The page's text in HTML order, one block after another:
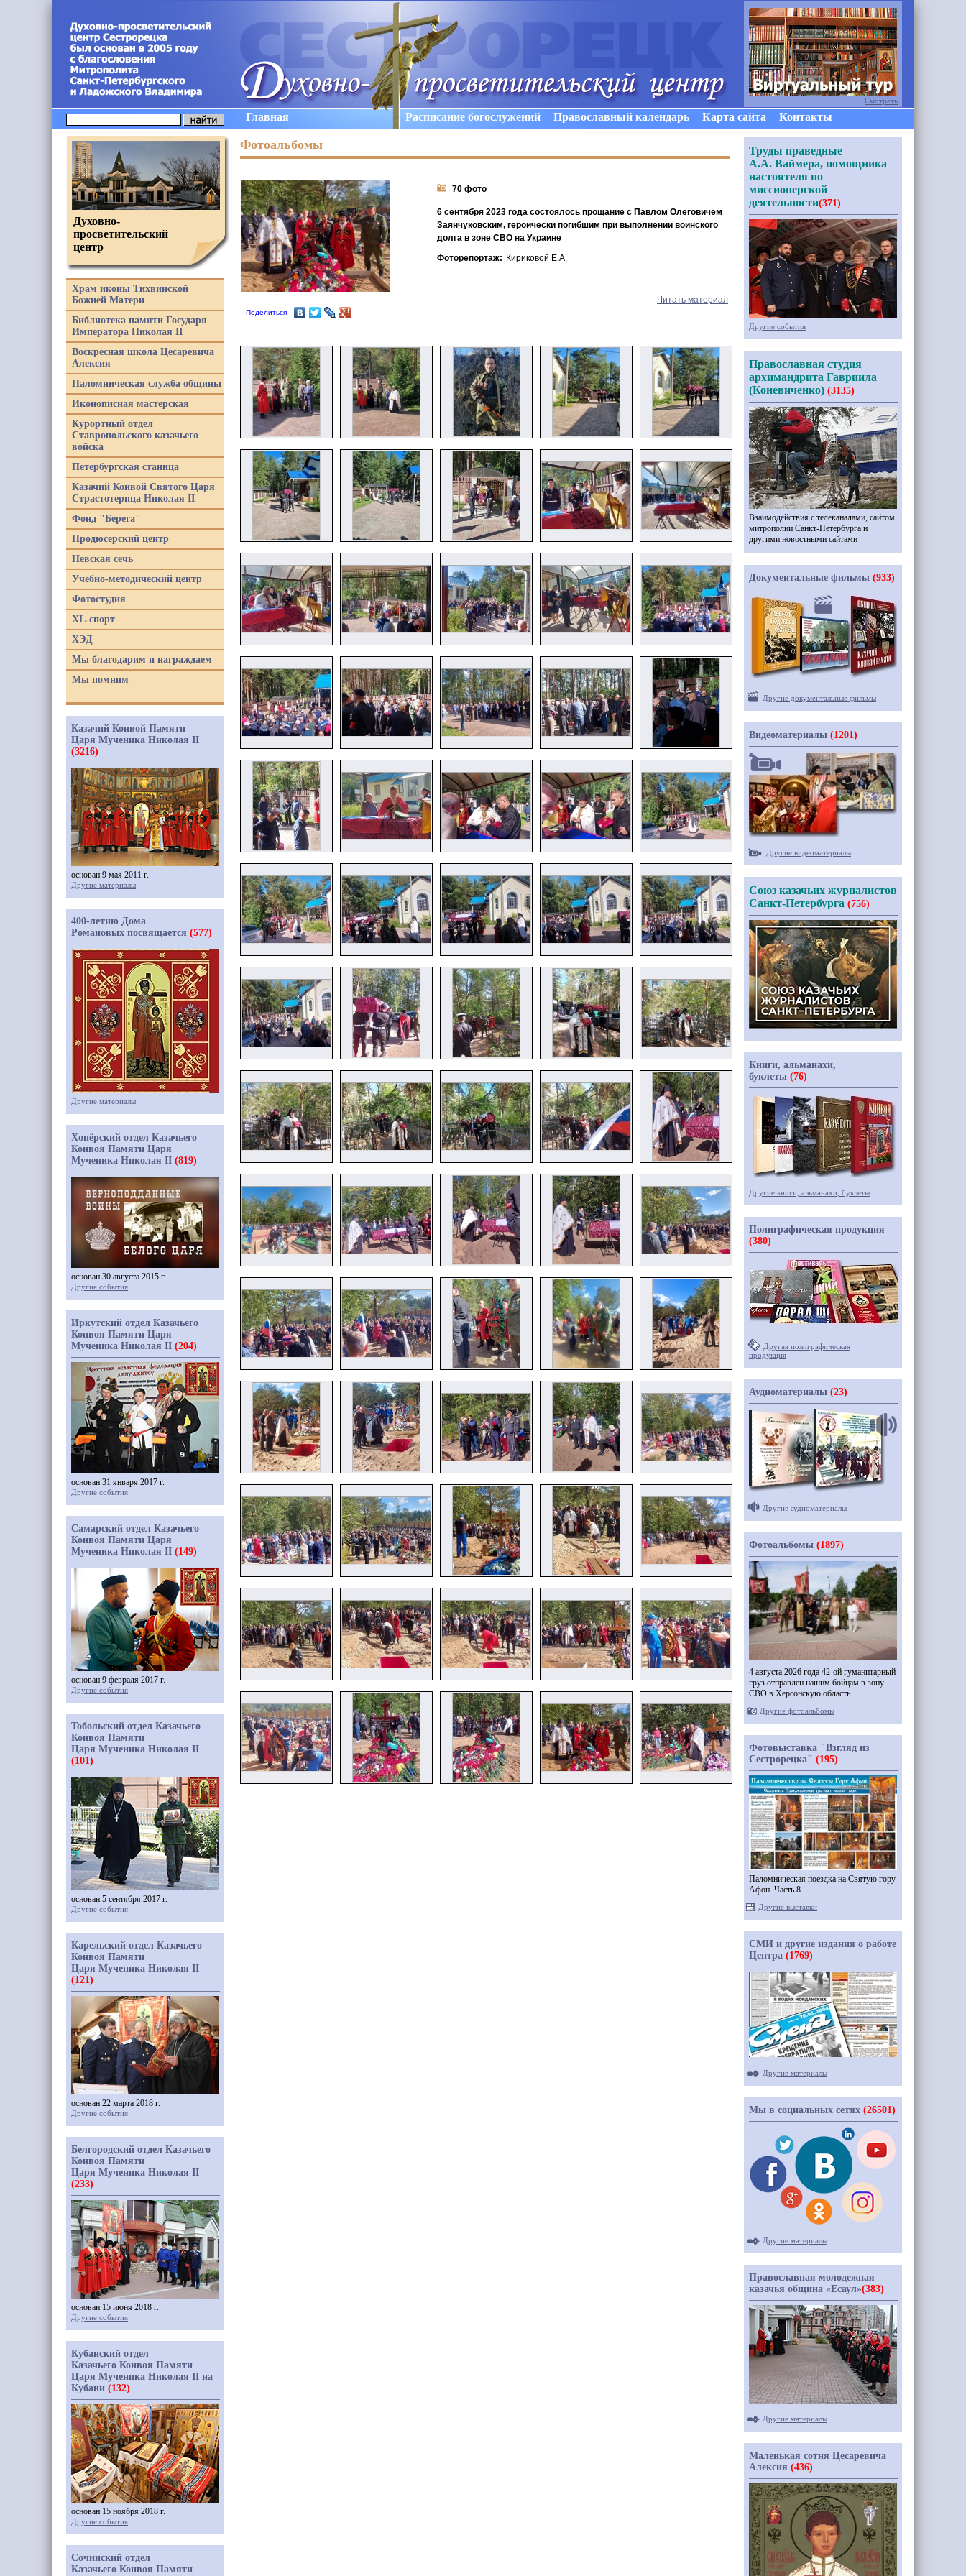
Главная Расписание богослужений Православный календарь Карта сайта Контакты
Фотоальбомы
Поделиться
70 фото
6 сентября 2023 года состоялось прощание с Павлом Олеговичем
Заянчуковским, героически погибшим при выполнении воинского
долга в зоне СВО на Украине
Фоторепортаж: Кириковой Е.А.
Читать материал
Духовно-
просветительский
центр
Храм иконы Тихвинской
Божией Матери
Библиотека памяти Государя
Императора Николая II
Воскресная школа Цесаревича
Алексия
Паломническая служба общины
Иконописная мастерская
Курортный отдел
Ставропольского казачьего
войска
Петербургская станица
Казачий Конвой Святого Царя
Страстотерпца Николая II
Фонд "Берега"
Продюсерский центр
Невская сечь
Учебно-методический центр
Фотостудия
XL-спорт
ХЭД
Мы благодарим и награждаем
Мы помним
Казачий Конвой Памяти
Царя Мученика Николая II
(3216)
основан 9 мая 2011 г.
Другие материалы
400-летию Дома
Романовых посвящается (577)
Другие материалы
Хопёрский отдел Казачьего
Конвоя Памяти Царя
Мученика Николая II (819)
основан 30 августа 2015 г.
Другие события
Иркутский отдел Казачьего
Конвоя Памяти Царя
Мученика Николая II (204)
основан 31 января 2017 г.
Другие события
Самарский отдел Казачьего
Конвоя Памяти Царя
Мученика Николая II (149)
основан 9 февраля 2017 г.
Другие события
Тобольский отдел Казачьего
Конвоя Памяти
Царя Мученика Николая II
(101)
основан 5 сентября 2017 г.
Другие события
Карельский отдел Казачьего
Конвоя Памяти
Царя Мученика Николая II
(121)
основан 22 марта 2018 г.
Другие события
Белгородский отдел Казачьего
Конвоя Памяти
Царя Мученика Николая II
(233)
основан 15 июня 2018 г.
Другие события
Кубанский отдел
Казачьего Конвоя Памяти
Царя Мученика Николая II на
Кубани (132)
основан 15 ноября 2018 г.
Другие события
Сочинский отдел
Казачьего Конвоя Памяти
Смотреть
Труды праведные
А.А. Ваймера, помощника
настоятеля по
миссионерской
деятельности(371)
Другие события
Православная студия
архимандрита Гавриила
(Коневиченко) (3135)
Взаимодействия с телеканалами, сайтом
митрополии Санкт-Петербурга и
другими новостными сайтами
Документальные фильмы (933)
Другие документальные фильмы
Видеоматериалы (1201)
Другие видеоматериалы
Союз казачьих журналистов
Санкт-Петербурга (756)
Книги, альманахи,
буклеты (76)
Другие книги, альманахи, буклеты
Полиграфическая продукция
(380)
Другая полиграфическая
продукция
Аудиоматериалы (23)
Другие аудиоматериалы
Фотоальбомы (1897)
4 августа 2026 года 42-ой гуманитарный
груз отправлен нашим бойцам в зону
СВО в Херсонскую область
Другие фотоальбомы
Фотовыставка "Взгляд из
Сестрорецка" (195)
Паломническая поездка на Святую гору
Афон. Часть 8
Другие выставки
СМИ и другие издания о работе
Центра (1769)
Другие материалы
Мы в социальных сетях (26501)
Другие материалы
Православная молодежная
казачья община «Есаул»(383)
Другие материалы
Маленькая сотня Цесаревича
Алексия (436)